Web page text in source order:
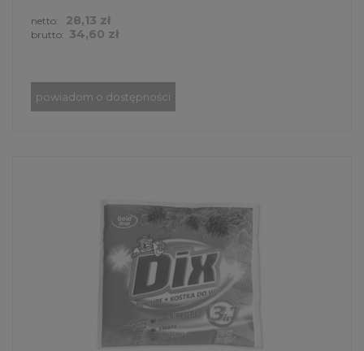
brutto: 34,60 zł
netto: 28,13 zł
powiadom o dostępności